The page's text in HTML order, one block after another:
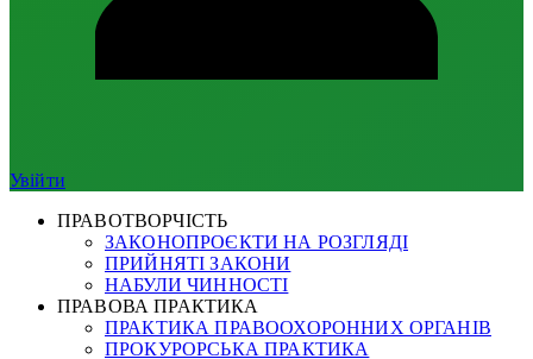
Увійти
ПРАВОТВОРЧІСТЬ
ЗАКОНОПРОЄКТИ НА РОЗГЛЯДІ
ПРИЙНЯТІ ЗАКОНИ
НАБУЛИ ЧИННОСТІ
ПРАВОВА ПРАКТИКА
ПРАКТИКА ПРАВООХОРОННИХ ОРГАНІВ
ПРОКУРОРСЬКА ПРАКТИКА